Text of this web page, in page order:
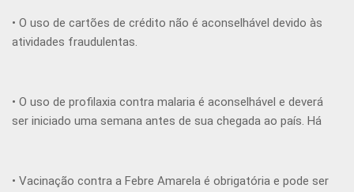
• O uso de cartões de crédito não é aconselhável devido às
atividades fraudulentas.
• O uso de profilaxia contra malaria é aconselhável e deverá
ser iniciado uma semana antes de sua chegada ao país. Há
resistente a este medicamento.
• Vacinação contra a Febre Amarela é obrigatória e pode ser